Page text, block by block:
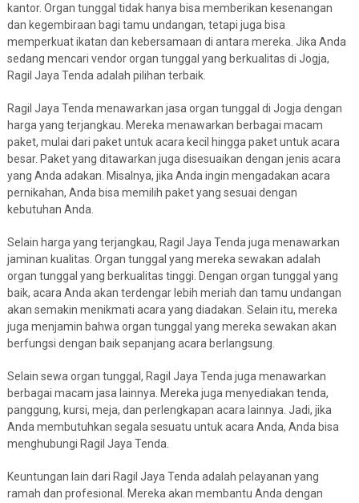
kantor. Organ tunggal tidak hanya bisa memberikan kesenangan
dan kegembiraan bagi tamu undangan, tetapi juga bisa
memperkuat ikatan dan kebersamaan di antara mereka. Jika Anda
sedang mencari vendor organ tunggal yang berkualitas di Jogja,
Ragil Jaya Tenda adalah pilihan terbaik.
Ragil Jaya Tenda menawarkan jasa organ tunggal di Jogja dengan
harga yang terjangkau. Mereka menawarkan berbagai macam
paket, mulai dari paket untuk acara kecil hingga paket untuk acara
besar. Paket yang ditawarkan juga disesuaikan dengan jenis acara
yang Anda adakan. Misalnya, jika Anda ingin mengadakan acara
pernikahan, Anda bisa memilih paket yang sesuai dengan
kebutuhan Anda.
Selain harga yang terjangkau, Ragil Jaya Tenda juga menawarkan
jaminan kualitas. Organ tunggal yang mereka sewakan adalah
organ tunggal yang berkualitas tinggi. Dengan organ tunggal yang
baik, acara Anda akan terdengar lebih meriah dan tamu undangan
akan semakin menikmati acara yang diadakan. Selain itu, mereka
juga menjamin bahwa organ tunggal yang mereka sewakan akan
berfungsi dengan baik sepanjang acara berlangsung.
Selain sewa organ tunggal, Ragil Jaya Tenda juga menawarkan
berbagai macam jasa lainnya. Mereka juga menyediakan tenda,
panggung, kursi, meja, dan perlengkapan acara lainnya. Jadi, jika
Anda membutuhkan segala sesuatu untuk acara Anda, Anda bisa
menghubungi Ragil Jaya Tenda.
Keuntungan lain dari Ragil Jaya Tenda adalah pelayanan yang
ramah dan profesional. Mereka akan membantu Anda dengan